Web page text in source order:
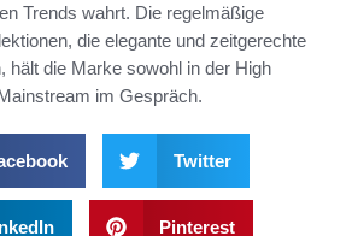
Trends wahrt. Die regelmäßige
die elegante und zeitgerechte
hält die Marke sowohl in der High
im Gespräch.
Twitter
Pinterest